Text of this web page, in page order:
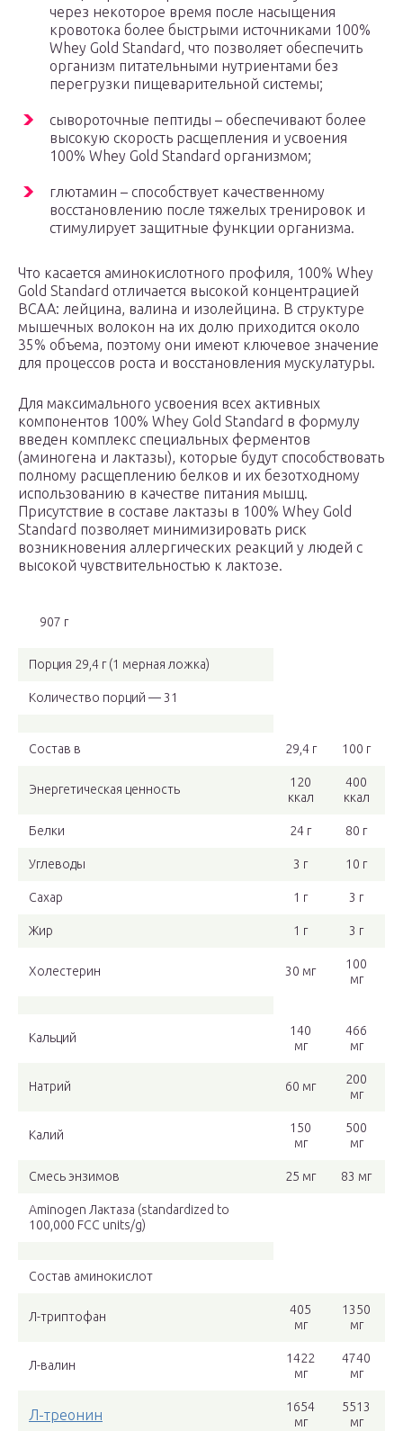
через некоторое время после насыщения
кровотока более быстрыми источниками 100%
Whey Gold Standard, что позволяет обеспечить
организм питательными нутриентами без
перегрузки пищеварительной системы;
сывороточные пептиды – обеспечивают более
высокую скорость расщепления и усвоения
100% Whey Gold Standard организмом;
глютамин – способствует качественному
восстановлению после тяжелых тренировок и
стимулирует защитные функции организма.
Что касается аминокислотного профиля, 100% Whey
Gold Standard отличается высокой концентрацией
ВСАА: лейцина, валина и изолейцина. В структуре
мышечных волокон на их долю приходится около
35% объема, поэтому они имеют ключевое значение
для процессов роста и восстановления мускулатуры.
Для максимального усвоения всех активных
компонентов 100% Whey Gold Standard в формулу
введен комплекс специальных ферментов
(аминогена и лактазы), которые будут способствовать
полному расщеплению белков и их безотходному
использованию в качестве питания мышц.
Присутствие в составе лактазы в 100% Whey Gold
Standard позволяет минимизировать риск
возникновения аллергических реакций у людей с
высокой чувствительностью к лактозе.
907 г
Порция 29,4 г (1 мерная ложка)
Количество порций — 31
Состав в 29,4 г 100 г
Энергетическая ценность
120
ккал
400
ккал
Белки 24 г 80 г
Углеводы 3 г 10 г
Сахар 1 г 3 г
Жир 1 г 3 г
Холестерин 30 мг
100
мг
Кальций
140
мг
466
мг
Натрий 60 мг
200
мг
Калий
150
мг
500
мг
Смесь энзимов 25 мг 83 мг
Aminogen Лактаза (standardized to
100,000 FCC units/g)
Состав аминокислот
Л-триптофан
405
мг
1350
мг
Л-валин
1422
мг
4740
мг
Л-треонин
1654
мг
5513
мг